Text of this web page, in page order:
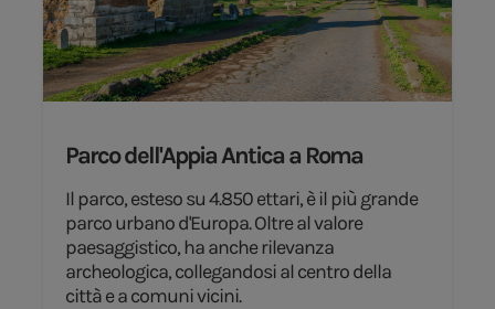
Parco dell'Appia Antica a Roma
Il parco, esteso su 4.850 ettari, è il più grande
parco urbano d'Europa. Oltre al valore
paesaggistico, ha anche rilevanza
archeologica, collegandosi al centro della
città e a comuni vicini.